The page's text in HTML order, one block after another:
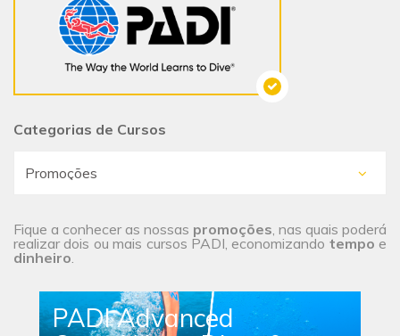
Categorias de Cursos
Fique a conhecer as nossas promoções, nas quais poderá
realizar dois ou mais cursos PADI, economizando tempo e
dinheiro.
PADI Advanced